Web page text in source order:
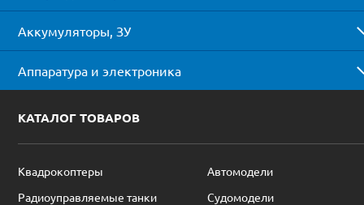
Аккумуляторы, ЗУ
Аппаратура и электроника
КАТАЛОГ ТОВАРОВ
Квадрокоптеры
Автомодели
Радиоуправляемые танки
Судомодели